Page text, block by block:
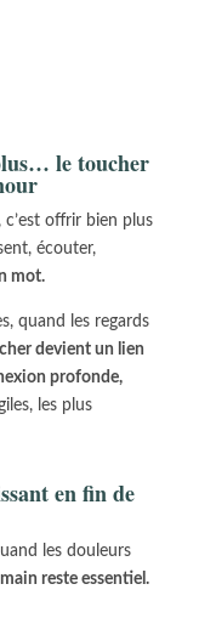
le toucher
offrir bien plus
écouter,
mot.
quand les regards
devient un lien
profonde,
les plus
en fin de
les douleurs
reste essentiel.